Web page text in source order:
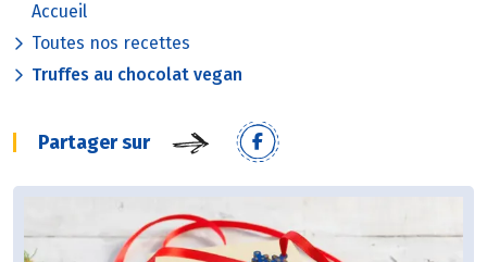
Accueil
Toutes nos recettes
Truffes au chocolat vegan
Partager sur